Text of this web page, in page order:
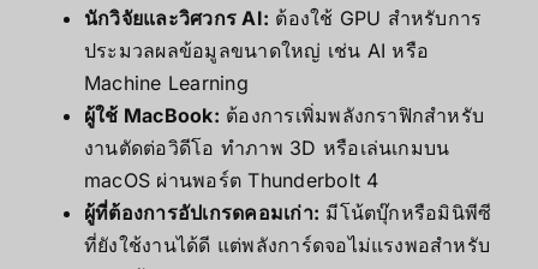
นักวิจัยและวิศวกร AI: ต้องใช้ GPU สำหรับการ
ประมวลผลข้อมูลขนาดใหญ่ เช่น AI หรือ
Machine Learning
ผู้ใช้ MacBook: ต้องการเพิ่มพลังกราฟิกสำหรับ
งานตัดต่อวิดีโอ ทำภาพ 3D หรือเล่นเกมบน
macOS ผ่านพอร์ต Thunderbolt 4
ผู้ที่ต้องการอัปเกรดคอมเก่า: มีโน้ตบุ๊กหรือมินิพีซี
ที่ยังใช้งานได้ดี แต่พลังการ์ดจอไม่แรงพอสำหรับ